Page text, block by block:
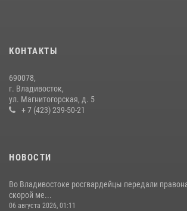
08 июля 2026, 07:52
действия постояльца гостиницы
16 июля 2026, 01:13
КОНТАКТЫ
690078,
г. Владивосток,
ул. Магнитогорская, д. 5
+ 7 (423) 239-50-21
НОВОСТИ
Во Владивостоке росгвардейцы передали
скорой ме...
06 августа 2026, 01:11